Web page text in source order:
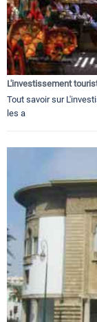
L'investissement
Tout savoir sur
les a